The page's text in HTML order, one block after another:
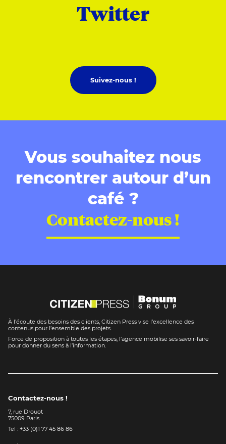
Twitter
Suivez-nous !
Vous souhaitez nous
rencontrer autour d’un
café ?
Contactez-nous !
À l’écoute des besoins des clients, Citizen Press vise l’excellence des
contenus pour l’ensemble des projets.
Force de proposition à toutes les étapes, l’agence mobilise ses savoir-faire
pour donner du sens à l’information.
Contactez-nous !
7, rue Drouot
75009 Paris
Tel : +33 (0)1 77 45 86 86